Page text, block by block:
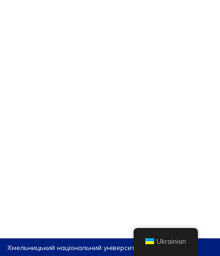
Хмельницький національний університет, 2026
Ukrainian